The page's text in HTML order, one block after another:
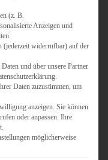
SÜSS
SANDWICHES
TISCH
& FISCH
BARBECUE
(z. B.
Anzeigen und
(jederzeit widerrufbar) auf der
und über unsere Partner
Daten zuzustimmen, um
anzeigen. Sie können
oder anpassen. Ihre
möglicherweise